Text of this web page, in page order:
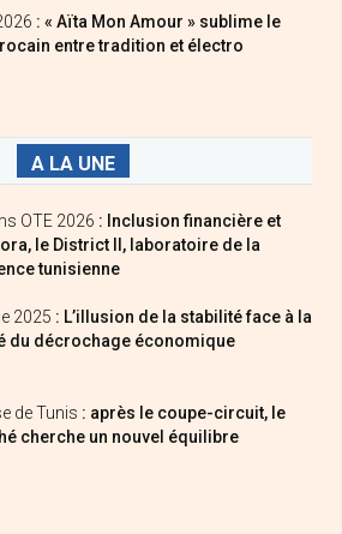
: « Aïta Mon Amour » sublime le
entre tradition et électro
A LA UNE
OTE 2026 : Inclusion financière et
le District II, laboratoire de la
tunisienne
2025 : L’illusion de la stabilité face à la
du décrochage économique
de Tunis : après le coupe-circuit, le
cherche un nouvel équilibre